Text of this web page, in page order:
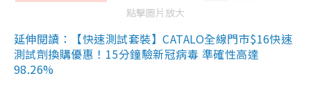
點擊圖片放大
延伸閱讀：【快速測試套裝】CATALO全線門市$16快速
測試劑換購優惠！15分鐘驗新冠病毒 準確性高達
98.26%